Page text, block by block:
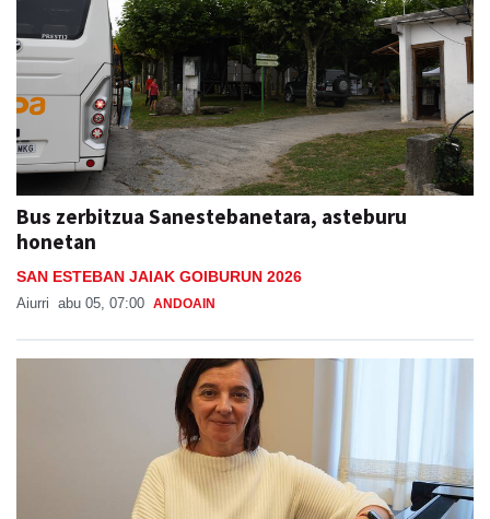
Bus zerbitzua Sanestebanetara, asteburu
honetan
SAN ESTEBAN JAIAK GOIBURUN 2026
Aiurri abu 05, 07:00 ANDOAIN